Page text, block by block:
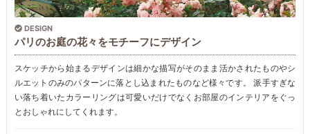
DESIGN
パリのお庭の花々をモチーフにデザイン
スケッチから始まるデザインは細かな描写がそのまま活かされたものやシ
ルエットのみのパターンに落とし込まれたものなど様々です。 派手すぎな
い落ち着いたカラーリングは可愛いだけでなくお部屋のインテリアをぐっ
とおしゃれにしてくれます。